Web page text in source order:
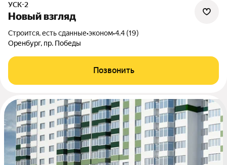
УСК-2
Новый взгляд
Строится, есть сданные•эконом•4.4 (19)
Оренбург, пр. Победы
Позвонить